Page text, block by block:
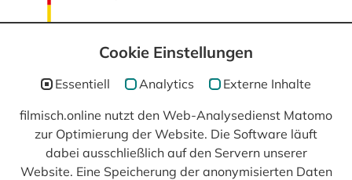
In Kooperation mit
Cookie Einstellungen
Essentiell Analytics Externe Inhalte
filmisch.online nutzt den Web-Analysedienst Matomo
zur Optimierung der Website. Die Software läuft
dabei ausschließlich auf den Servern unserer
Website. Eine Speicherung der anonymisierten Daten